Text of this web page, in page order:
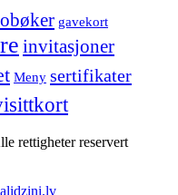
gavekort
invitasjoner
Meny sertifikater
rettigheter reservert